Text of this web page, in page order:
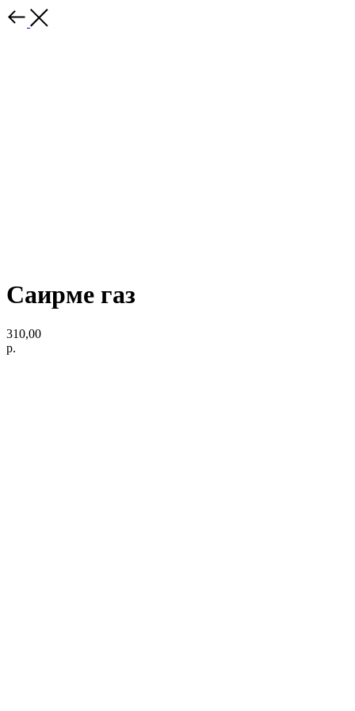
Саирме газ
310,00
р.